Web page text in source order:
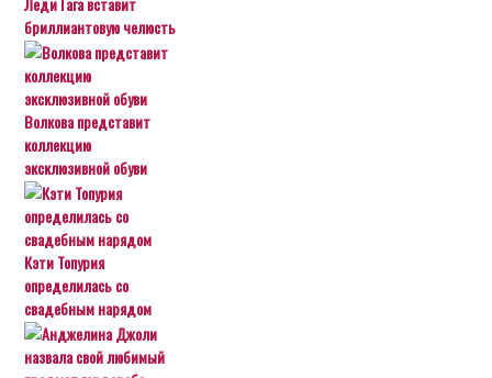
бриллиантовую челюсть
Волкова представит
коллекцию
эксклюзивной обуви
Кэти Топурия
определилась со
свадебным нарядом